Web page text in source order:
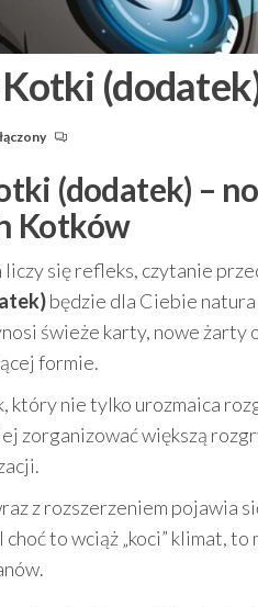
(dodatek) –
Kotków
się refleks, czytanie
będzie dla Ciebie
świeże karty, nowe żarty
formie.
który nie tylko urozmaica
zorganizować większą
z rozszerzeniem pojawia
to wciąż „koci” klimat,